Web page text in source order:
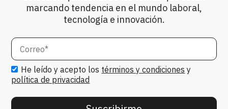
marcando tendencia en el mundo laboral,
tecnología e innovación.
He leído y acepto los términos y condiciones y
política de privacidad